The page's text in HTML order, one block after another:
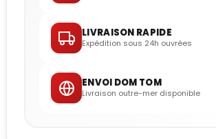
LIVRAISON RAPIDE
Expédition sous 24h ouvrées
ENVOI DOM TOM
Livraison outre-mer disponible